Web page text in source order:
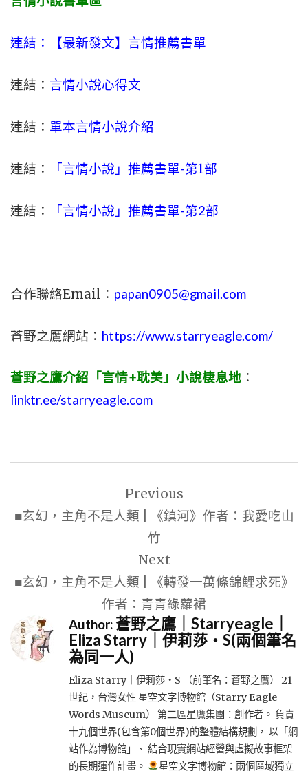
連結：【最新發文】 言情推薦書單
連結： 言情小說心得文
連結： 單本言情小說介紹
連結： 「言情小說」推薦書單-第1部
連結： 「言情小說」推薦書單-第2部
合作聯絡Email： papan0905@gmail.com
蒼野之鷹網站： https://www.starryeagle.com/
蒼野之鷹介紹「言情+耽美」小說棲息地 ：
linktr.ee/starryeagle.com
導
Previous
■玄幻，主角不是人類 | 《鎮河》作者：我愛吃山
竹
Next
■玄幻，主角不是人類 | 《轉發一萬條錦鯉求死》
作者：青青綠蘿裙
Author:蒼野之鷹｜Starryeagle｜
Eliza Starry｜伊莉莎・S(兩個筆名
為同一人)
Eliza Starry｜伊莉莎・S （前筆名：蒼野之鷹） 21
世紀，台灣女性 星空文字博物館（Starry Eagle
Words Museum） 第二區星鷹集團：創作者。 負責
十九個世界(包含第0個世界)的整體結構規劃， 以「網
站作為博物館」、 結合現實網站經營與虛擬故事框架
的長期運作計畫。
星空文字博物館：兩個區域獨立